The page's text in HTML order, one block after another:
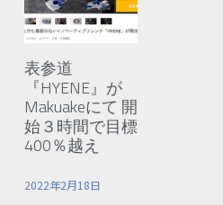
表参道
『HYENE』が
Makuakeにて 開
始３時間で目標
400％越え
2022年2月18日